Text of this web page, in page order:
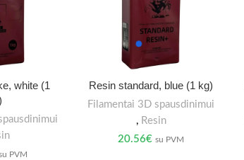
white (1
PVM
Resin standard, blue (1 kg)
Filamentai 3D spausdinimui
, Resin
20.56€ su PVM